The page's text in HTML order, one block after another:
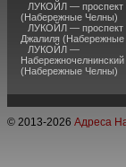
ЛУКОЙЛ —
(Набережные Челны)
ЛУКОЙЛ —
Джалиля
ЛУКОЙЛ —
Набережночелнинский
(Набережные Челны)
© 2013-2026 Адреса